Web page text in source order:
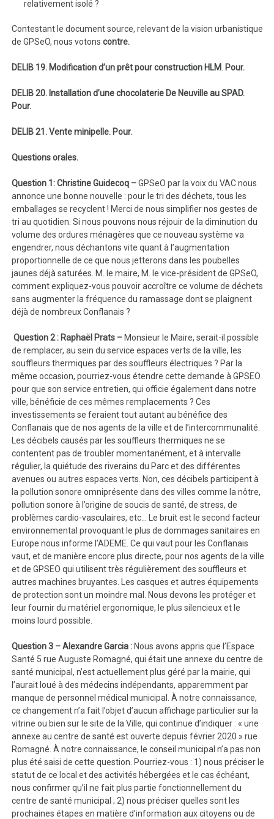
relativement isolé ?
Contestant le document source, relevant de la vision urbanistique
de GPSeO, nous votons contre.
DELIB 19. Modification d’un prêt pour construction HLM Pour.
DELIB 20. Installation d’une chocolaterie De Neuville au SPAD.
Pour.
DELIB 21. Vente minipelle. Pour.
Questions orales.
Question 1: Christine Guidecoq –GPSeO par la voix du VAC nous
annonce une bonne nouvelle : pour le tri des déchets, tous les
emballages se recyclent ! Merci de nous simplifier nos gestes de
tri au quotidien. Si nous pouvons nous réjouir de la diminution du
volume des ordures ménagères que ce nouveau système va
engendrer, nous déchantons vite quant à l’augmentation
proportionnelle de ce que nous jetterons dans les poubelles
jaunes déjà saturées. M. le maire, M. le vice-président de GPSeO,
comment expliquez-vous pouvoir accroître ce volume de déchets
sans augmenter la fréquence du ramassage dont se plaignent
déjà de nombreux Conflanais ?
Question 2 : Raphaël Prats – Monsieur le Maire, serait-il possible
de remplacer, au sein du service espaces verts de la ville, les
souffleurs thermiques par des souffleurs électriques ? Par la
même occasion, pourriez-vous étendre cette demande à GPSEO
pour que son service entretien, qui officie également dans notre
ville, bénéficie de ces mêmes remplacements ? Ces
investissements se feraient tout autant au bénéfice des
Conflanais que de nos agents de la ville et de l’intercommunalité.
Les décibels causés par les souffleurs thermiques ne se
contentent pas de troubler momentanément, et à intervalle
régulier, la quiétude des riverains du Parc et des différentes
avenues ou autres espaces verts. Non, ces décibels participent à
la pollution sonore omniprésente dans des villes comme la nôtre,
pollution sonore à l’origine de soucis de santé, de stress, de
problèmes cardio-vasculaires, etc… Le bruit est le second facteur
environnemental provoquant le plus de dommages sanitaires en
Europe nous informe l’ADEME. Ce qui vaut pour les Conflanais
vaut, et de manière encore plus directe, pour nos agents de la ville
et de GPSEO qui utilisent très régulièrement des souffleurs et
autres machines bruyantes. Les casques et autres équipements
de protection sont un moindre mal. Nous devons les protéger et
leur fournir du matériel ergonomique, le plus silencieux et le
moins lourd possible.
Question 3 – Alexandre Garcia : Nous avons appris que l’Espace
Santé 5 rue Auguste Romagné, qui était une annexe du centre de
santé municipal, n’est actuellement plus géré par la mairie, qui
l’aurait loué à des médecins indépendants, apparemment par
manque de personnel médical municipal. À notre connaissance,
ce changement n’a fait l’objet d’aucun affichage particulier sur la
vitrine ou bien sur le site de la Ville, qui continue d’indiquer : « une
annexe au centre de santé est ouverte depuis février 2020 » rue
Romagné. À notre connaissance, le conseil municipal n’a pas non
plus été saisi de cette question. Pourriez-vous : 1) nous préciser le
statut de ce local et des activités hébergées et le cas échéant,
nous confirmer qu’il ne fait plus partie fonctionnellement du
centre de santé municipal ; 2) nous préciser quelles sont les
prochaines étapes en matière d’information aux citoyens ou de